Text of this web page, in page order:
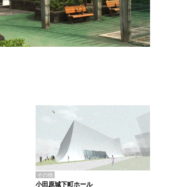
その他
小田原城下町ホール